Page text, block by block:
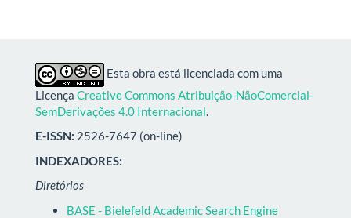
Esta obra está licenciada com uma
Licença Creative Commons Atribuição-NãoComercial-
SemDerivações 4.0 Internacional.
E-ISSN: 2526-7647 (on-line)
INDEXADORES:
Diretórios
BASE - Bielefeld Academic Search Engine